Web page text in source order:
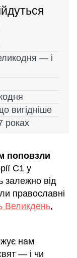
— і
вигідніше
роках
поповзли
С1 у
залежно від
православні
Великдень,
нам
— і чи